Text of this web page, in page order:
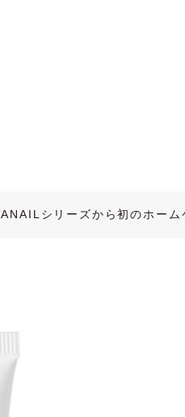
シリーズから初のホー